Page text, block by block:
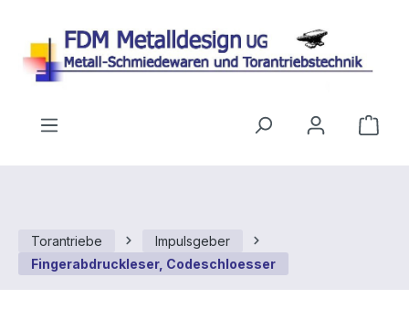
Torantriebe
Impulsgeber
Fingerabdruckleser, Codeschloesser